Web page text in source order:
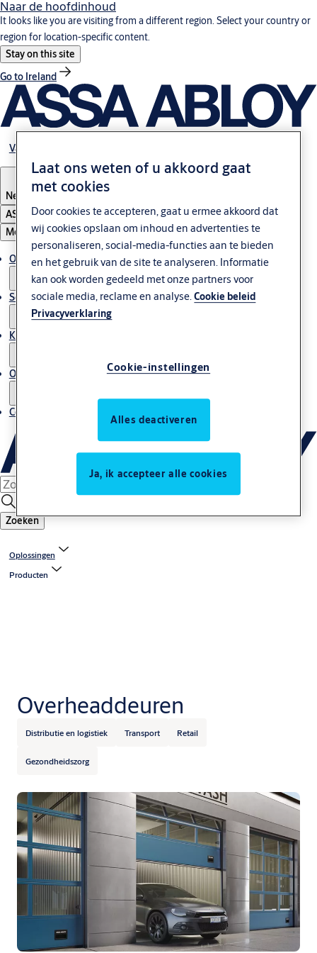
Naar de hoofdinhoud
It looks like you are visiting from a different region. Select your country or
region for location-specific content.
Stay on this site
Go to Ireland
Vacatures
Netherlands
ASSA ABLOY Group
Menu
Oplossingen
Service & Onderhoud
Kenniscentrum
Over ons
Contact
Zoeken
Oplossingen
Producten
Overheaddeuren
Distributie en logistiek Transport Retail
Gezondheidszorg
Laat ons weten of u akkoord gaat
met cookies
Door cookies te accepteren, gaat u ermee akkoord dat
wij cookies opslaan om inhoud en advertenties te
personaliseren, social-media-functies aan te bieden
en het gebruik van de site te analyseren. Informatie
kan ook worden gedeeld met onze partners voor
sociale media, reclame en analyse.Cookie beleid
Privacyverklaring
Cookie-instellingen
Alles deactiveren
Ja, ik accepteer alle cookies